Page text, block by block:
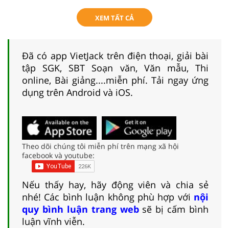
XEM TẤT CẢ
Đã có app VietJack trên điện thoại, giải bài
tập SGK, SBT Soạn văn, Văn mẫu, Thi
online, Bài giảng....miễn phí. Tải ngay ứng
dụng trên Android và iOS.
Theo dõi chúng tôi miễn phí trên mạng xã hội
facebook và youtube:
Nếu thấy hay, hãy động viên và chia sẻ
nhé! Các bình luận không phù hợp với nội
quy bình luận trang websẽ bị cấm bình
luận vĩnh viễn.